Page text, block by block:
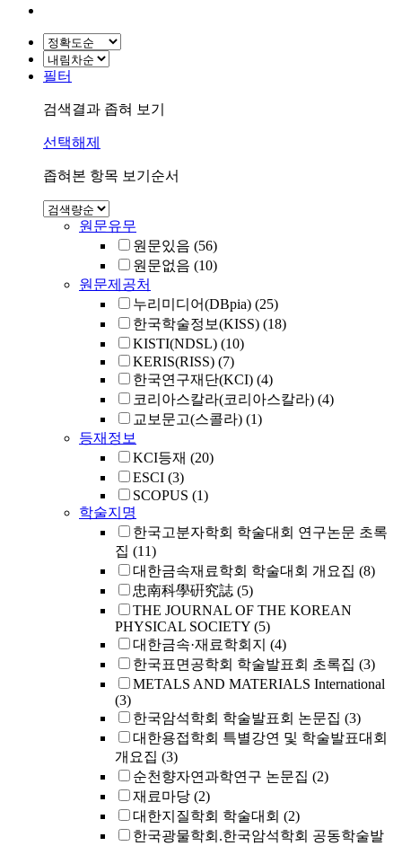
필터
검색결과 좁혀 보기
선택해제
좁혀본 항목 보기순서
원문유무
원문있음 (56)
원문없음 (10)
원문제공처
누리미디어(DBpia) (25)
한국학술정보(KISS) (18)
KISTI(NDSL) (10)
KERIS(RISS) (7)
한국연구재단(KCI) (4)
코리아스칼라(코리아스칼라) (4)
교보문고(스콜라) (1)
등재정보
KCI등재 (20)
ESCI (3)
SCOPUS (1)
학술지명
한국고분자학회 학술대회 연구논문 초록
집 (11)
대한금속재료학회 학술대회 개요집 (8)
忠南科學硏究誌 (5)
THE JOURNAL OF THE KOREAN
PHYSICAL SOCIETY (5)
대한금속·재료학회지 (4)
한국표면공학회 학술발표회 초록집 (3)
METALS AND MATERIALS International
(3)
한국암석학회 학술발표회 논문집 (3)
대한용접학회 특별강연 및 학술발표대회
개요집 (3)
순천향자연과학연구 논문집 (2)
재료마당 (2)
대한지질학회 학술대회 (2)
한국광물학회.한국암석학회 공동학술발